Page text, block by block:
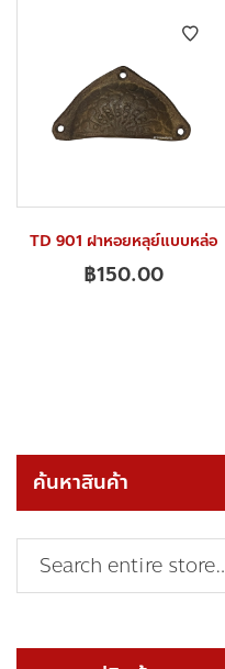
TD 901 ฝาหอยหลุย์แบบหล่อ
฿150.00
ค้นหาสินค้า